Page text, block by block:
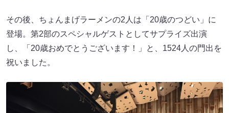
その後、ちょんまげラーメンの2人は「20歳のつどい」に
登場。第2部のスペシャルゲストとしてサプライズ出演
し、「20歳おめでとうございます！」と、1524人の門出を
祝いました。